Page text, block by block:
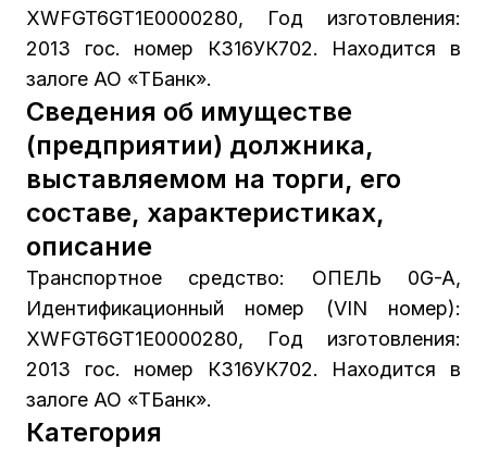
XWFGT6GT1E0000280, Год изготовления:
2013 гос. номер К316УК702. Находится в
залоге АО «ТБанк».
Сведения об имуществе
(предприятии) должника,
выставляемом на торги, его
составе, характеристиках,
описание
Транспортное средство: ОПЕЛЬ 0G-A,
Идентификационный номер (VIN номер):
XWFGT6GT1E0000280, Год изготовления:
2013 гос. номер К316УК702. Находится в
залоге АО «ТБанк».
Категория